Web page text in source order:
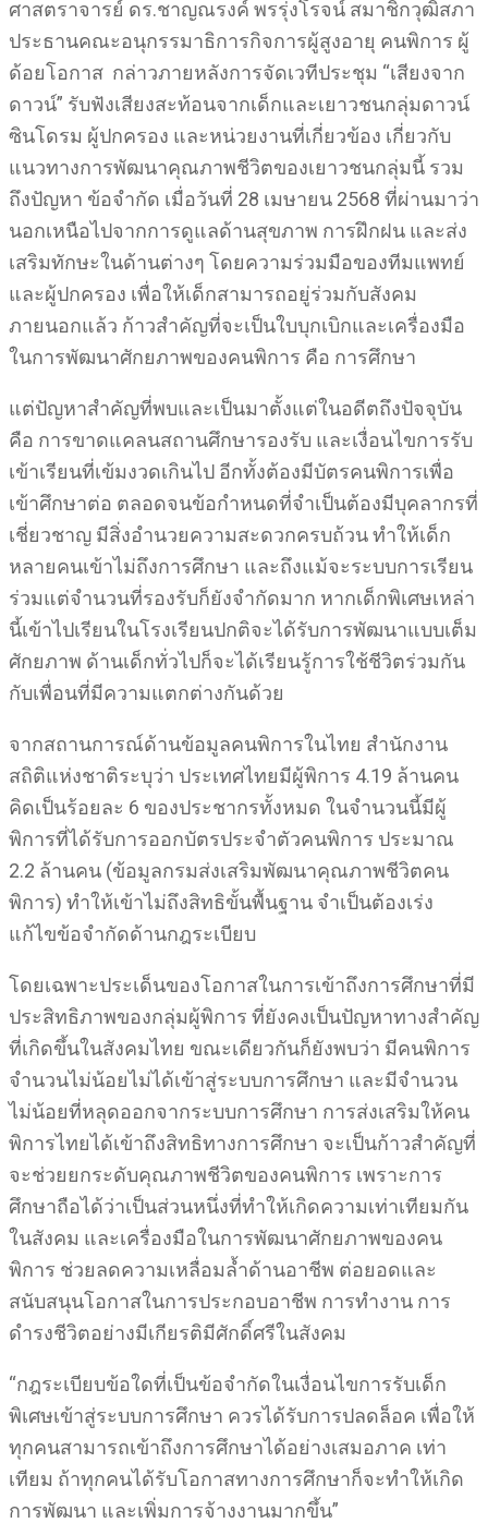
ศาสตราจารย์ ดร.ชาญณรงค์ พรรุ่งโรจน์ สมาชิกวุฒิสภา
ประธานคณะอนุกรรมาธิการกิจการผู้สูงอายุ คนพิการ ผู้
ด้อยโอกาส กล่าวภายหลังการจัดเวทีประชุม “เสียงจาก
ดาวน์” รับฟังเสียงสะท้อนจากเด็กและเยาวชนกลุ่มดาวน์
ซินโดรม ผู้ปกครอง และหน่วยงานที่เกี่ยวข้อง เกี่ยวกับ
แนวทางการพัฒนาคุณภาพชีวิตของเยาวชนกลุ่มนี้ รวม
ถึงปัญหา ข้อจำกัด เมื่อวันที่ 28 เมษายน 2568 ที่ผ่านมาว่า
นอกเหนือไปจากการดูแลด้านสุขภาพ การฝึกฝน และส่ง
เสริมทักษะในด้านต่างๆ โดยความร่วมมือของทีมแพทย์
และผู้ปกครอง เพื่อให้เด็กสามารถอยู่ร่วมกับสังคม
ภายนอกแล้ว ก้าวสำคัญที่จะเป็นใบบุกเบิกและเครื่องมือ
ในการพัฒนาศักยภาพของคนพิการ คือ การศึกษา
แต่ปัญหาสำคัญที่พบและเป็นมาตั้งแต่ในอดีตถึงปัจจุบัน
คือ การขาดแคลนสถานศึกษารองรับ และเงื่อนไขการรับ
เข้าเรียนที่เข้มงวดเกินไป อีกทั้งต้องมีบัตรคนพิการเพื่อ
เข้าศึกษาต่อ ตลอดจนข้อกำหนดที่จำเป็นต้องมีบุคลากรที่
เชี่ยวชาญ มีสิ่งอำนวยความสะดวกครบถ้วน ทำให้เด็ก
หลายคนเข้าไม่ถึงการศึกษา และถึงแม้จะระบบการเรียน
ร่วมแต่จำนวนที่รองรับก็ยังจำกัดมาก หากเด็กพิเศษเหล่า
นี้เข้าไปเรียนในโรงเรียนปกติจะได้รับการพัฒนาแบบเต็ม
ศักยภาพ ด้านเด็กทั่วไปก็จะได้เรียนรู้การใช้ชีวิตร่วมกัน
กับเพื่อนที่มีความแตกต่างกันด้วย
จากสถานการณ์ด้านข้อมูลคนพิการในไทย สำนักงาน
สถิติแห่งชาติระบุว่า ประเทศไทยมีผู้พิการ 4.19 ล้านคน
คิดเป็นร้อยละ 6 ของประชากรทั้งหมด ในจำนวนนี้มีผู้
พิการที่ได้รับการออกบัตรประจำตัวคนพิการ ประมาณ
2.2 ล้านคน (ข้อมูลกรมส่งเสริมพัฒนาคุณภาพชีวิตคน
พิการ) ทำให้เข้าไม่ถึงสิทธิขั้นพื้นฐาน จำเป็นต้องเร่ง
แก้ไขข้อจำกัดด้านกฎระเบียบ
โดยเฉพาะประเด็นของโอกาสในการเข้าถึงการศึกษาที่มี
ประสิทธิภาพของกลุ่มผู้พิการ ที่ยังคงเป็นปัญหาทางสำคัญ
ที่เกิดขึ้นในสังคมไทย ขณะเดียวกันก็ยังพบว่า มีคนพิการ
จำนวนไม่น้อยไม่ได้เข้าสู่ระบบการศึกษา และมีจำนวน
ไม่น้อยที่หลุดออกจากระบบการศึกษา การส่งเสริมให้คน
พิการไทยได้เข้าถึงสิทธิทางการศึกษา จะเป็นก้าวสำคัญที่
จะช่วยยกระดับคุณภาพชีวิตของคนพิการ เพราะการ
ศึกษาถือได้ว่าเป็นส่วนหนึ่งที่ทำให้เกิดความเท่าเทียมกัน
ในสังคม และเครื่องมือในการพัฒนาศักยภาพของคน
พิการ ช่วยลดความเหลื่อมล้ำด้านอาชีพ ต่อยอดและ
สนับสนุนโอกาสในการประกอบอาชีพ การทำงาน การ
ดำรงชีวิตอย่างมีเกียรติมีศักดิ์ศรีในสังคม
“กฎระเบียบข้อใดที่เป็นข้อจำกัดในเงื่อนไขการรับเด็ก
พิเศษเข้าสู่ระบบการศึกษา ควรได้รับการปลดล็อค เพื่อให้
ทุกคนสามารถเข้าถึงการศึกษาได้อย่างเสมอภาค เท่า
เทียม ถ้าทุกคนได้รับโอกาสทางการศึกษาก็จะทำให้เกิด
การพัฒนา และเพิ่มการจ้างงานมากขึ้น”